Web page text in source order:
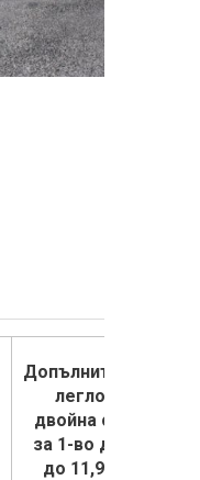
Допълнително
легло в
двойна стая
за 1-во дете
до 11,99 г.